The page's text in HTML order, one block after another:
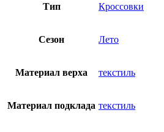
Тип Кроссовки
Сезон Лето
Материал верха текстиль
Материал подклада текстиль